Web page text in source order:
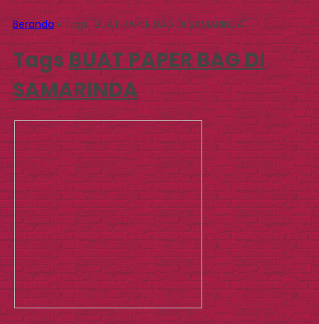
Beranda»Tags "BUAT PAPER BAG DI SAMARINDA"
TagsBUAT PAPER BAG DI
SAMARINDA